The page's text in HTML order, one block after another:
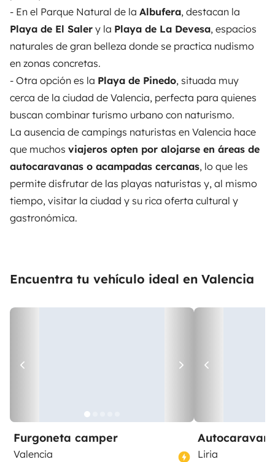
- En el Parque Natural de la Albufera, destacan la
Playa de El Saler y la Playa de La Devesa, espacios
naturales de gran belleza donde se practica nudismo
en zonas concretas.
- Otra opción es la Playa de Pinedo, situada muy
cerca de la ciudad de Valencia, perfecta para quienes
buscan combinar turismo urbano con naturismo.
La ausencia de campings naturistas en Valencia hace
que muchos viajeros opten por alojarse en áreas de
autocaravanas o acampadas cercanas, lo que les
permite disfrutar de las playas naturistas y, al mismo
tiempo, visitar la ciudad y su rica oferta cultural y
gastronómica.
Encuentra tu vehículo ideal en Valencia
Furgoneta camper
Valencia
Liria